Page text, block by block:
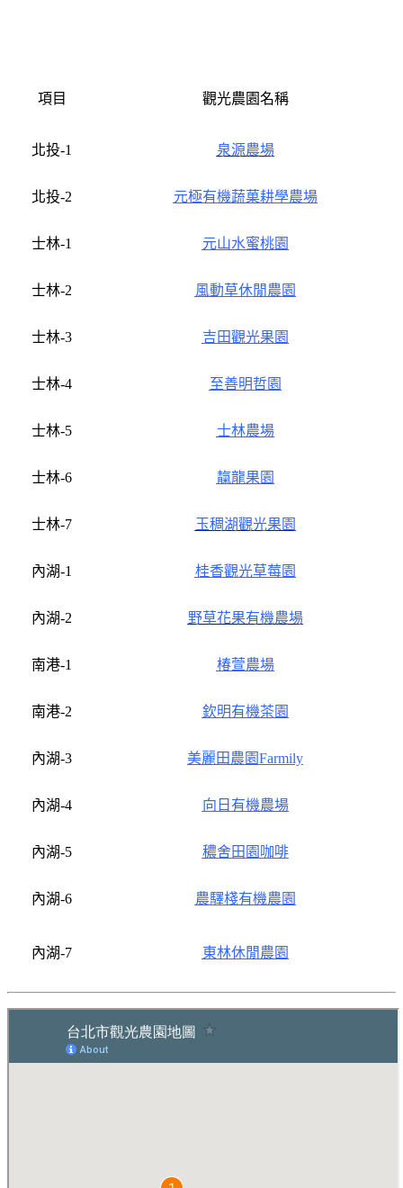
項目 觀光農園名稱
北投-1 泉源農場
北投-2 元極有機蔬菓耕學農場
士林-1 元山水蜜桃園
士林-2 風動草休閒農園
士林-3 吉田觀光果園
士林-4 至善明哲園
士林-5 士林農場
士林-6 靝龍果園
士林-7 玉稠湖觀光果園
內湖-1 桂香觀光草莓園
內湖-2 野草花果有機農場
南港-1 椿萱農場
南港-2 欽明有機茶園
內湖-3 美麗田農園Farmily
內湖-4 向日有機農場
內湖-5 穠舍田園咖啡
內湖-6 農驛棧有機農園
內湖-7 東林休閒農園